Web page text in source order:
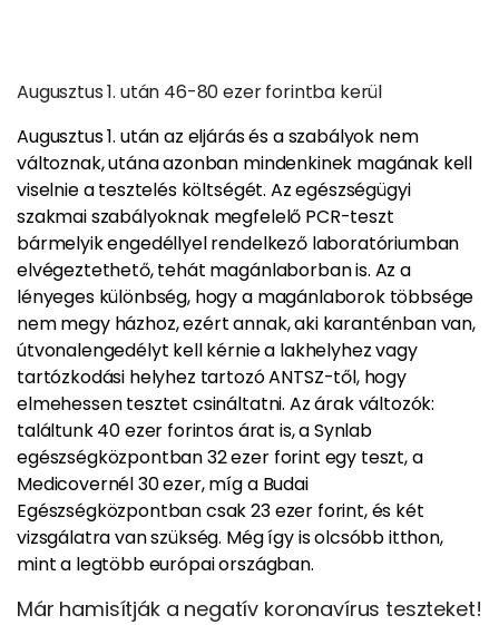
Augusztus 1. után 46-80ezer forintba kerül
Augusztus 1. után az eljárás és a szabályok nem
változnak, utána azonban mindenkinek magának kell
viselnie a tesztelés költségét. Az egészségügyi
szakmai szabályoknak megfelelő PCR-teszt
bármelyik engedéllyel rendelkező laboratóriumban
elvégeztethető, tehát magánlaborban is. Az a
lényeges különbség, hogy a magánlaborok többsége
nem megy házhoz, ezért annak, aki karanténban van,
útvonalengedélyt kell kérnie a lakhelyhez vagy
tartózkodási helyhez tartozó ANTSZ-től, hogy
elmehessen tesztet csináltatni. Az árak változók:
találtunk 40 ezer forintos árat is, a Synlab
egészségközpontban 32 ezer forint egy teszt, a
Medicovernél 30 ezer, míg a Budai
Egészségközpontban csak 23 ezer forint, és két
vizsgálatra van szükség. Még így is olcsóbb itthon,
mint a legtöbb európai országban.
Már hamisítják a negatív koronavírus teszteket!